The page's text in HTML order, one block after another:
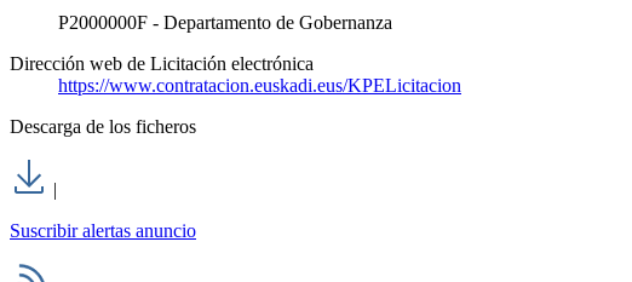
P2000000F - Departamento de Gobernanza
Dirección web de Licitación electrónica
https://www.contratacion.euskadi.eus/KPELicitacion
Descarga de los ficheros
|
Suscribir alertas anuncio